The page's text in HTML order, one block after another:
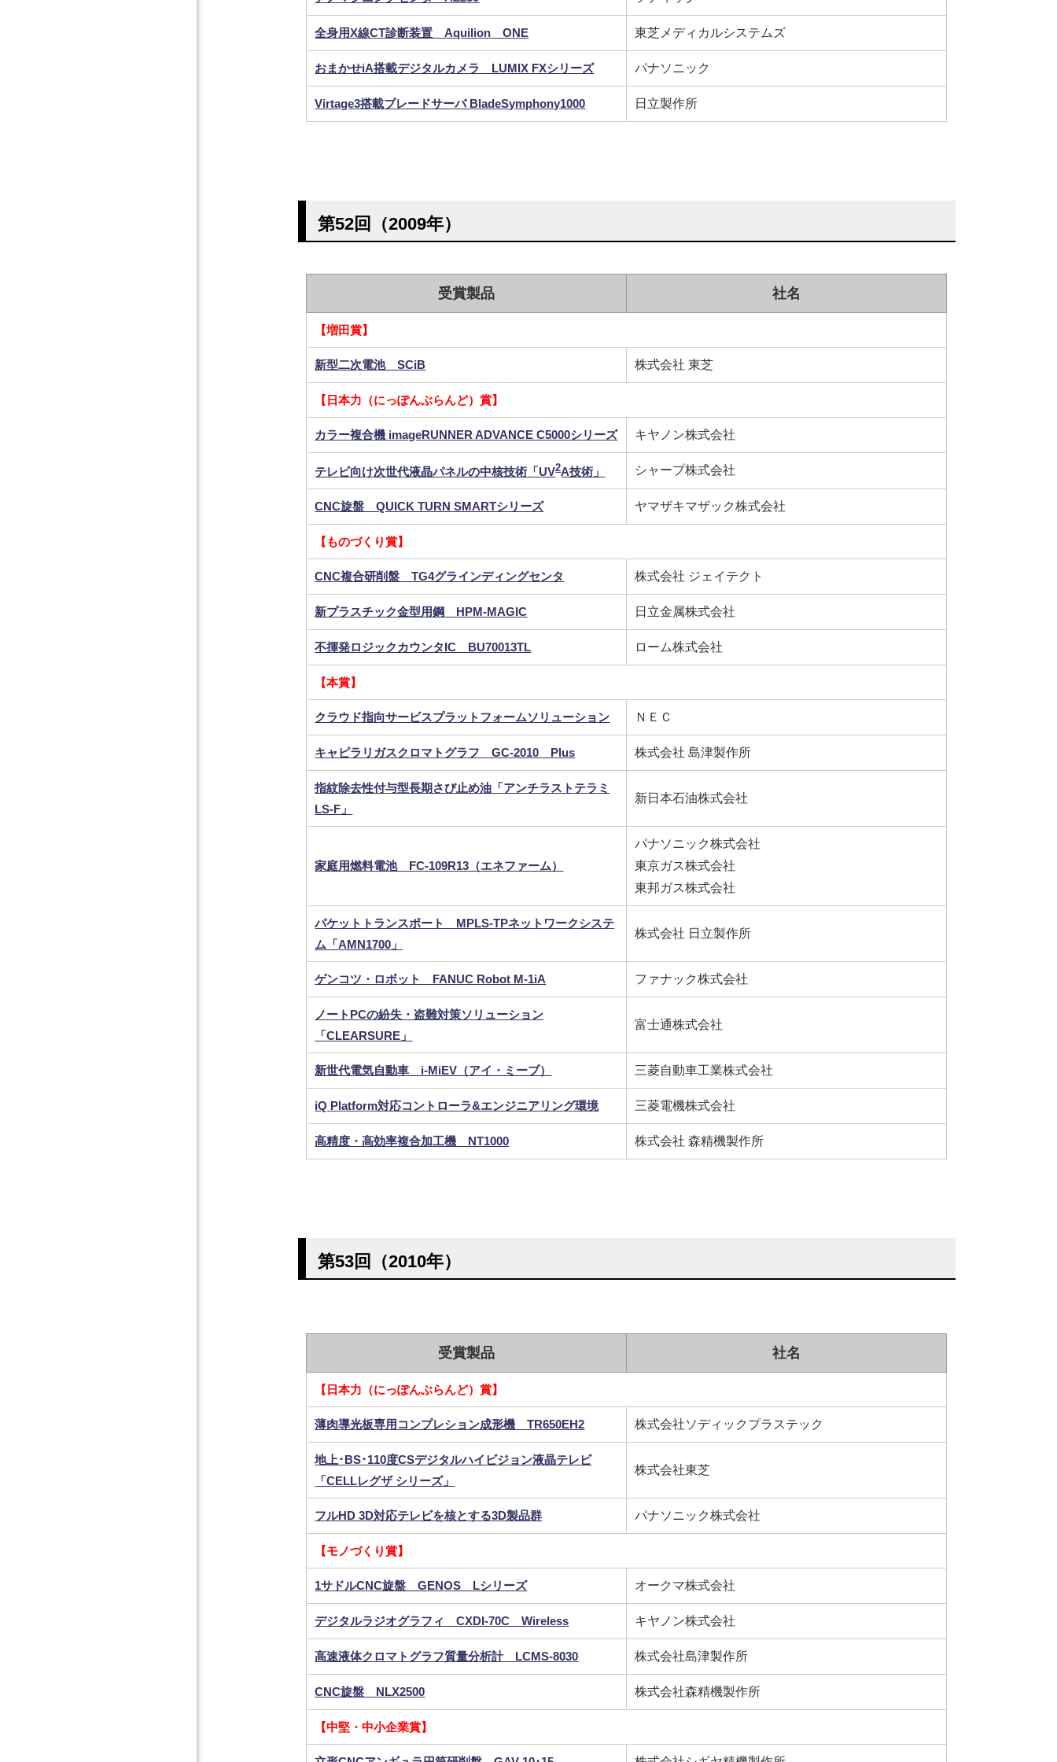
全身用X線CT診断装置 Aquilion ONE 東芝メディカルシステムズ
おまかせiA搭載デジタルカメラ LUMIX FXシリーズ パナソニック
Virtage3搭載ブレードサーバ BladeSymphony1000 日立製作所
第52回（2009年）
受賞製品 社名
【増田賞】
新型二次電池 SCiB 株式会社 東芝
【日本力（にっぽんぶらんど）賞】
カラー複合機 imageRUNNER ADVANCE C5000シリーズ キヤノン株式会社
テレビ向け次世代液晶パネルの中核技術「UV2A技術」 シャープ株式会社
CNC旋盤 QUICK TURN SMARTシリーズ ヤマザキマザック株式会社
【ものづくり賞】
CNC複合研削盤 TG4グラインディングセンタ 株式会社 ジェイテクト
新プラスチック金型用鋼 HPM-MAGIC 日立金属株式会社
不揮発ロジックカウンタIC BU70013TL ローム株式会社
【本賞】
クラウド指向サービスプラットフォームソリューション ＮＥＣ
キャピラリガスクロマトグラフ GC-2010 Plus 株式会社 島津製作所
指紋除去性付与型長期さび止め油「アンチラストテラミ
LS-F」
新日本石油株式会社
家庭用燃料電池 FC-109R13（エネファーム）
パナソニック株式会社
東京ガス株式会社
東邦ガス株式会社
パケットトランスポート MPLS-TPネットワークシステ
ム「AMN1700」
株式会社 日立製作所
ゲンコツ・ロボット FANUC Robot M-1iA ファナック株式会社
ノートPCの紛失・盗難対策ソリューション
「CLEARSURE」
富士通株式会社
新世代電気自動車 i-MiEV（アイ・ミーブ） 三菱自動車工業株式会社
iQ Platform対応コントローラ&エンジニアリング環境 三菱電機株式会社
高精度・高効率複合加工機 NT1000 株式会社 森精機製作所
第53回（2010年）
受賞製品 社名
【日本力（にっぽんぶらんど）賞】
薄肉導光板専用コンプレション成形機 TR650EH2 株式会社ソディックプラステック
地上･BS･110度CSデジタルハイビジョン液晶テレビ
「CELLレグザ シリーズ」
株式会社東芝
フルHD 3D対応テレビを核とする3D製品群 パナソニック株式会社
【モノづくり賞】
1サドルCNC旋盤 GENOS Lシリーズ オークマ株式会社
デジタルラジオグラフィ CXDI-70C Wireless キヤノン株式会社
高速液体クロマトグラフ質量分析計 LCMS-8030 株式会社島津製作所
CNC旋盤 NLX2500 株式会社森精機製作所
【中堅・中小企業賞】